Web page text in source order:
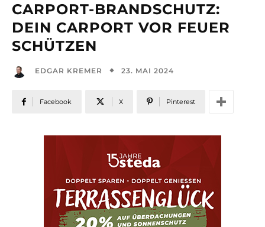
CARPORT-BRANDSCHUTZ:
DEIN CARPORT VOR FEUER
SCHÜTZEN
EDGAR KREMER 23. MAI 2024
Facebook X Pinterest